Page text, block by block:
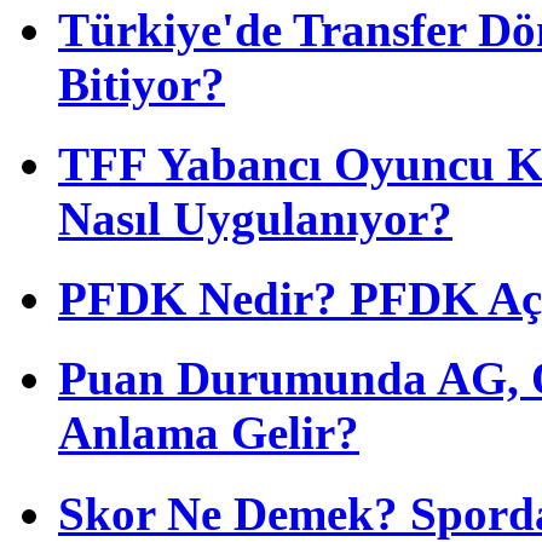
Türkiye'de Transfer
Bitiyor?
TFF Yabancı Oyuncu
Nasıl Uygulanıyor?
PFDK Nedir? PFDK
Puan Durumunda AG,
Anlama Gelir?
Skor Ne Demek?